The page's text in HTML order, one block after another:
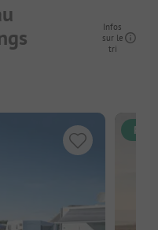
Infos
sur le
tri